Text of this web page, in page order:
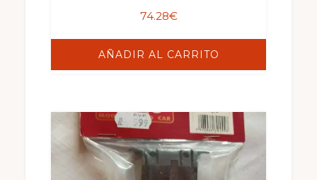
74.28€
AÑADIR AL CARRITO